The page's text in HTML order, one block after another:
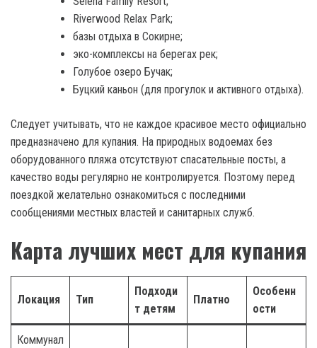
Riverwood Relax Park;
базы отдыха в Сокирне;
эко-комплексы на берегах рек;
Голубое озеро Бучак;
Буцкий каньон (для прогулок и активного отдыха).
Следует учитывать, что не каждое красивое место официально
предназначено для купания. На природных водоемах без
оборудованного пляжа отсутствуют спасательные посты, а
качество воды регулярно не контролируется. Поэтому перед
поездкой желательно ознакомиться с последними
сообщениями местных властей и санитарных служб.
Карта лучших мест для купания
Локация Тип
Подходи
т детям
Платно
Особенн
ости
Коммунал